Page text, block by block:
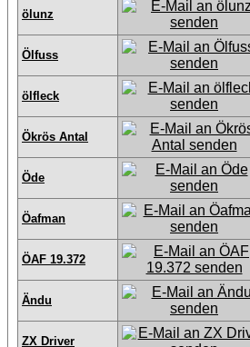
ölunz
Ölfuss
ölfleck
Ökrös Antal
Öde
Öafman
ÖAF 19.372
Ändu
ZX Driver